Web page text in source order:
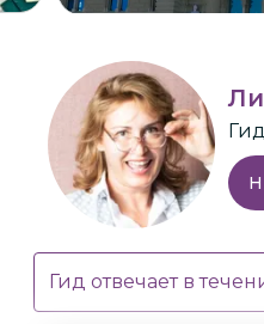
+4
Гид
Гид отвечает в